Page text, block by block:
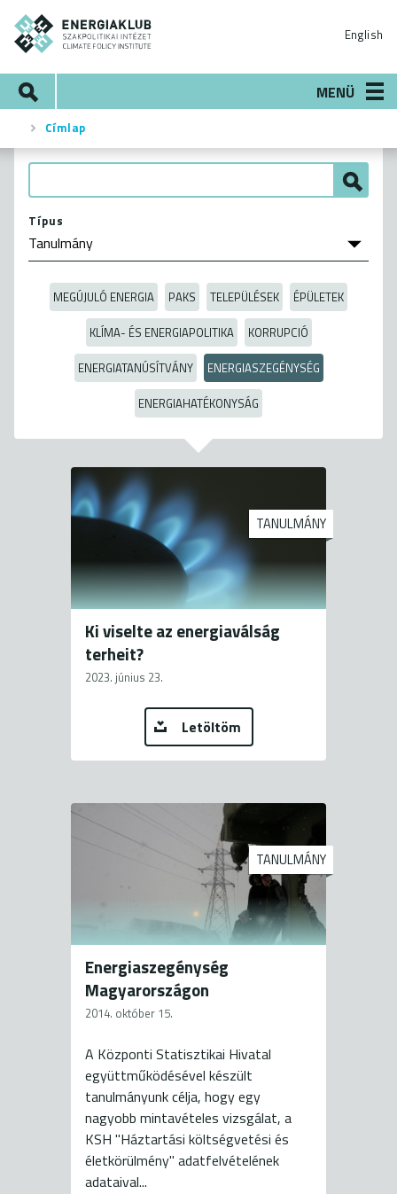
Ugrás
tartalomra
English
MENÜ
Morzsa
Címlap
Típus
MEGÚJULÓ ENERGIA PAKS TELEPÜLÉSEK
ÉPÜLETEK
KLÍMA- ÉS ENERGIAPOLITIKA
KORRUPCIÓ
ENERGIATANÚSÍTVÁNY
ENERGIASZEGÉNYSÉG
ENERGIAHATÉKONYSÁG
TANULMÁNY
Ki viselte az energiaválság
terheit?
2023. június 23.
Letöltöm
TANULMÁNY
Energiaszegénység
Magyarországon
2014. október 15.
A Központi Statisztikai Hivatal
együttműködésével készült
tanulmányunk célja, hogy egy
nagyobb mintavételes vizsgálat, a
KSH "Háztartási költségvetési és
életkörülmény" adatfelvételének
adataival...